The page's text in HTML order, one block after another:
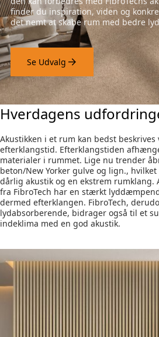
finder du inspiration, viden og
det nemt at skabe rum med bedre
Se Udvalg
Hverdagens
Akustikken i et rum kan bedst beskrives
efterklangstid. Efterklangstiden
materialer i rummet. Lige nu trender
beton/New Yorker gulve og lign.,
dårlig akustik og en ekstrem rumklang.
fra FibroTech har en stærkt
dermed efterklangen. FibroTech,
lydabsorberende, bidrager også til et
indeklima med en god akustik.